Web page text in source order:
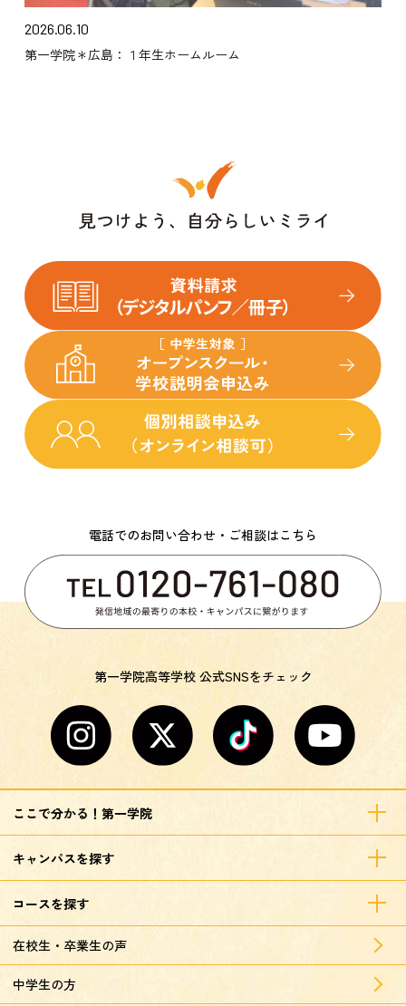
2026.06.10
第一学院＊広島：１年生ホームルーム
電話でのお問い合わせ・ご相談はこちら
第一学院高等学校 公式SNSをチェック
ここで分かる！第一学院
キャンパスを探す
コースを探す
在校生・卒業生の声
中学生の方